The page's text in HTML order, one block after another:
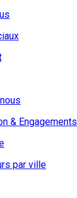
& Engagements
par ville